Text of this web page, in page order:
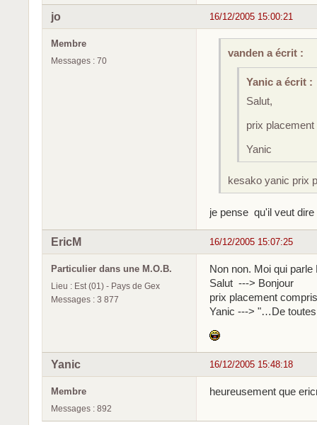
16/12/2005 15:00:21
jo
Membre
Messages : 70
vanden a écrit :
Yanic a écrit :
Salut,
prix
Yanic
kesako yanic prix
je pense qu'il veut
16/12/2005 15:07:25
EricM
Particulier dans une M.O.B.
Lieu : Est (01) - Pays de Gex
Messages : 3 877
Non non. Moi qui
Salut ---> Bonjour
prix placement
Yanic ---> "…De
16/12/2005 15:48:18
Yanic
Membre
Messages : 892
heureusement que